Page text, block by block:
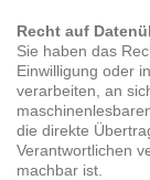
Recht auf
Sie haben das
Einwilligung oder
verarbeiten, an
die direkte
Verantwortlichen
machbar ist.